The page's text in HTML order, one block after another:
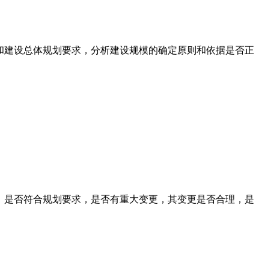
设总体规划要求，分析建设规模的确定原则和依据是否正
否符合规划要求，是否有重大变更，其变更是否合理，是